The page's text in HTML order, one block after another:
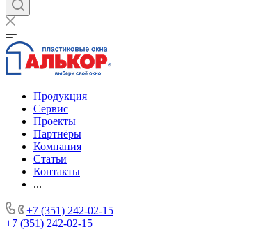
Продукция
Сервис
Проекты
Партнёры
Компания
Статьи
Контакты
...
+7 (351) 242-02-15
+7 (351) 242-02-15